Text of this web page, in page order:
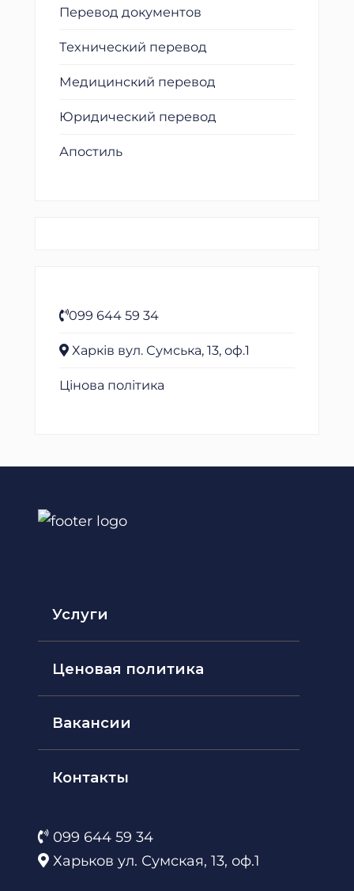
Перевод документов
Технический перевод
Медицинский перевод
Юридический перевод
Апостиль
099 644 59 34
Харків вул. Сумська, 13, оф.1
Цінова політика
Услуги
Ценовая политика
Вакансии
Контакты
099 644 59 34
Харьков ул. Сумская, 13, оф.1